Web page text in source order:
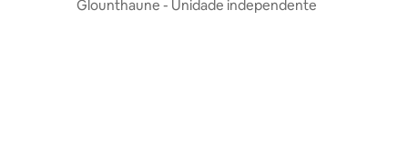
Glounthaune - Unidade independente